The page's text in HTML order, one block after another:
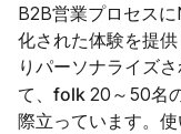
B2B営業プロセス
化された体験を提
りパーソナライズ
て、 folk 20～50名
際立っています。